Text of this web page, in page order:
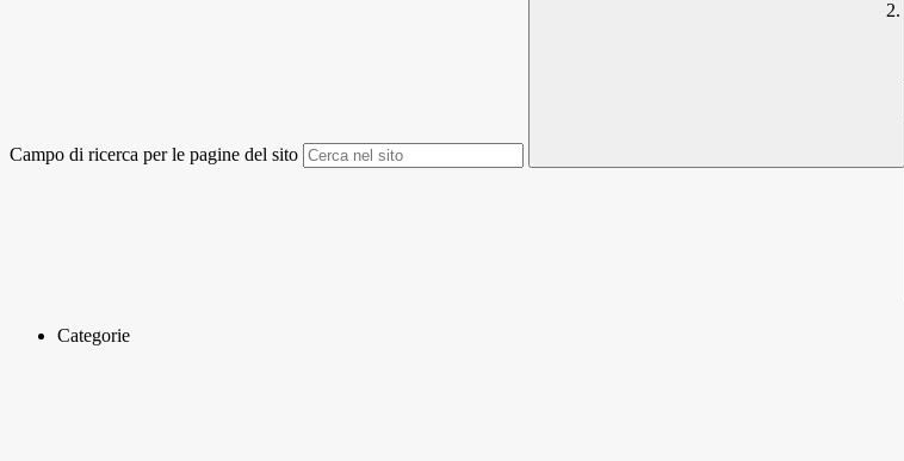
Campo di ricerca per le pagine del sito
Categorie